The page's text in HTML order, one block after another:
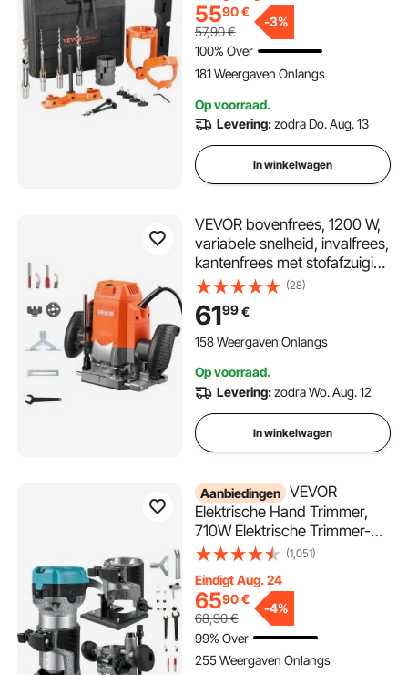
tafelboormachines, beitel- en
pennenbankgereedschap
met 5 bussen, beitel- en
pennenbankmachine voor
houtbewerking
5590€
57,90€
-3%
100% Over
181 Weergaven Onlangs
Op voorraad.
Levering:zodra Do. Aug. 13
In winkelwagen
VEVOR bovenfrees, 1200 W,
variabele snelheid, invalfrees,
kantenfrees met stofafzuiging
en parallelgeleider, voor
hout- en kantenbewerking,
doe-het-zelfprojecten, met
snoer
(28)
6199€
158 Weergaven Onlangs
Op voorraad.
Levering:zodra Wo. Aug. 12
In winkelwagen
Aanbiedingen VEVOR
Elektrische Hand Trimmer,
710W Elektrische Trimmer-
Router, Laminaat Router
Freesspantangen,
Bovenfrees en Trimmer met
Vaste Induiken Kantelen 3
Basissen, Aluminium
Handsnijder
(1,051)
Eindigt Aug. 24
6590€
68,90€
-4%
99% Over
255 Weergaven Onlangs